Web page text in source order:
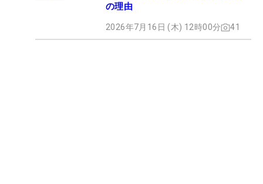
の理由
2026年7月16日 (木) 12時00分 41